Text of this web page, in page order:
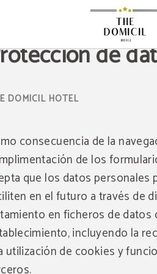
de
consecuencia de la
de los
que los datos personales
en el futuro a través de
en ficheros de datos
incluyendo la
utilización de cookies y